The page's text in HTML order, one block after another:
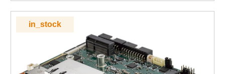
Yocto Linux BSP
擴展能力：支援 UIO40-Express I/O 擴充板
AI 加速：整合 Hailo-8™ 模組，運算力高達 26TOPS
in_stock